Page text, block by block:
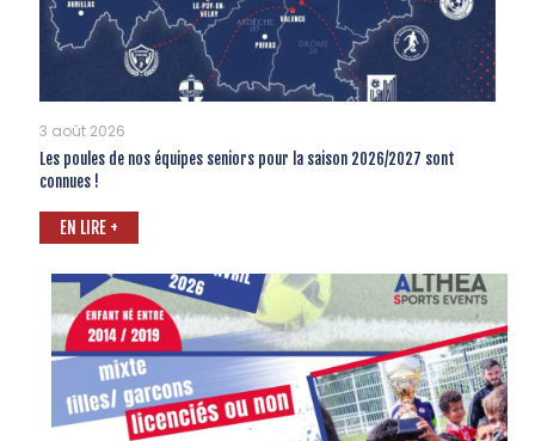
3 août 2026
Les poules de nos équipes seniors pour la saison 2026/2027 sont
connues !
EN LIRE +